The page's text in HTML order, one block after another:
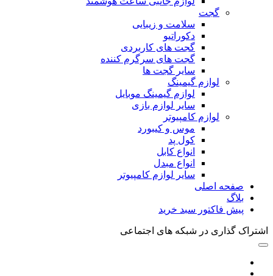
گجت
سلامت و زیبایی
دکوراتیو
گجت های کاربردی
گجت های سرگرم کننده
سایر گجت ها
لوازم گیمینگ
لوازم گیمینگ موبایل
سایر لوازم بازی
لوازم کامپیوتر
موس و کیبورد
کول پد
انواع کابل
انواع مبدل
سایر لوازم کامپیوتر
صفحه اصلی
بلاگ
پیش فاکتور سبد خرید
اشتراک گذاری در شبکه های اجتماعی